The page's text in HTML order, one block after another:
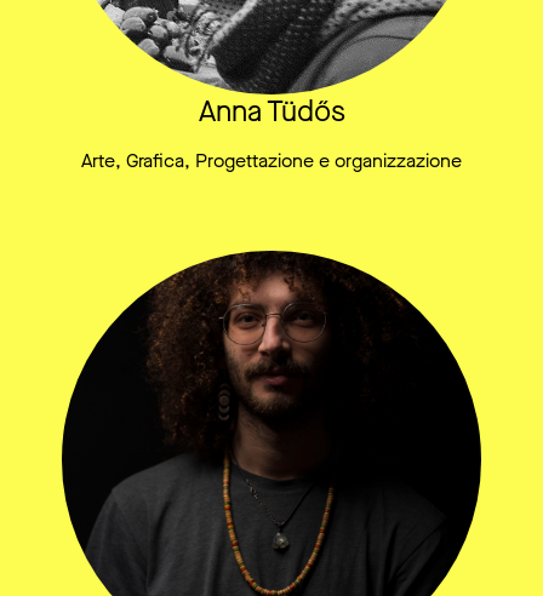
Anna Tüdős
Arte, Grafica, Progettazione e organizzazione